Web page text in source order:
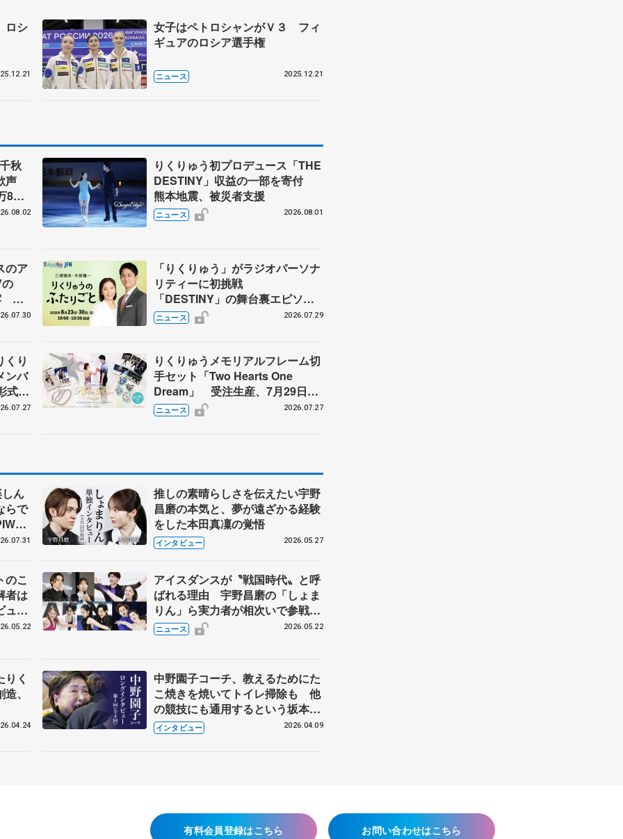
ロシ
女子はペトロシャンがＶ３ フィ
ギュアのロシア選手権
ニュース 2025.12.21
秋
声
8千
る
りくりゅう初プロデュース「THE
DESTINY」収益の一部を寄付
熊本地震、被災者支援
ニュース 2026.08.01
のア
ハ
ンバ
「りくりゅう」がラジオパーソナ
リティーに初挑戦
「DESTINY」の舞台裏エピソー
ドも
ニュース 2026.07.29
くり
ンバ
式、
園子
りくりゅうメモリアルフレーム切
手セット「Two Hearts One
Dream」 受注生産、7月29日受
け付け開始
ニュース 2026.07.27
ん
らで
前
推しの素晴らしさを伝えたい宇野
昌磨の本気と、夢が遠ざかる経験
をした本田真凜の覚悟
インタビュー 2026.05.27
のこ
者は
ュー
人、
アイスダンスが〝戦国時代〟と呼
ばれる理由 宇野昌磨の「しょま
りん」ら実力者が相次いで参戦
国内の競争激化
ニュース 2026.05.22
く
、
中野園子コーチ、教えるためにた
こ焼きを焼いてトイレ掃除も 他
の競技にも通用するという坂本花
織の筋肉
インタビュー 2026.04.09
有料会員登録はこちら お問い合わせはこちら